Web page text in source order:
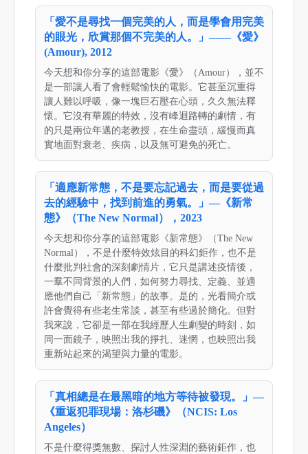
「愛不是尋找一個完美的人，而是學會用完美
的眼光，欣賞那個不完美的人。」——《愛》
(Amour), 2012
今天想和你分享的這部電影《愛》（Amour），並不
是一部讓人看了會輕鬆愉快的電影。它甚至沉重得
讓人難以呼吸，像一塊巨石壓在心頭，久久無法釋
懷。它沒有華麗的特效，沒有峰迴路轉的劇情，有
的只是兩位年邁的老教授，在生命盡頭，緩慢而真
實地面對衰老、疾病，以及無可避免的死亡。
「適應新常態，不是要忘記過去，而是要從過
去的經驗中，找到前進的勇氣。」—《新常
態》（The New Normal），2023
今天想和你分享的這部電影《新常態》（The New
Normal），不是什麼特效炫目的科幻鉅作，也不是
什麼批判社會的深刻劇情片，它只是講述疫情後，
一羣不同背景的人們，如何努力尋找、定義、並適
應他們自己「新常態」的故事。是的，光看簡介或
許會覺得有些老生常談，甚至有些過於簡化。但對
我來說，它卻是一部在我經歷人生劇變的時刻，如
同一面鏡子，映照出我的掙扎、迷惘，也映照出我
重新站起來的渴望與力量的電影。
「真相總是在最黑暗的地方等待被發現。」—
《重返犯罪現場：洛杉磯》（NCIS: Los
Angeles）
不是什麼得獎無數、探討人性深淵的藝術鉅作，也